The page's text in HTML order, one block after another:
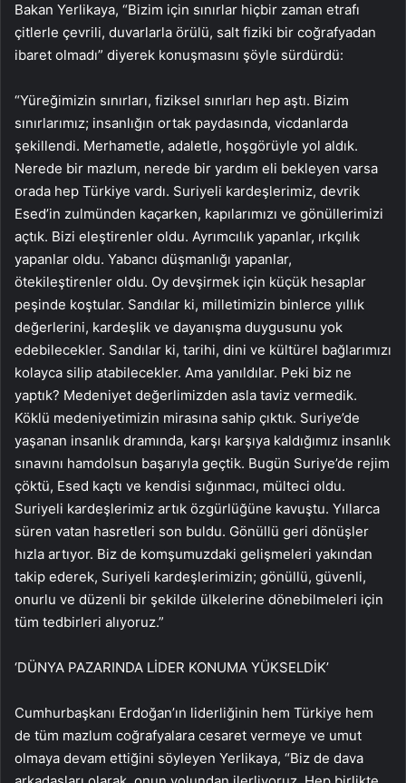
Bakan Yerlikaya, “Bizim için sınırlar hiçbir zaman etrafı
çitlerle çevrili, duvarlarla örülü, salt fiziki bir coğrafyadan
ibaret olmadı” diyerek konuşmasını şöyle sürdürdü:
“Yüreğimizin sınırları, fiziksel sınırları hep aştı. Bizim
sınırlarımız; insanlığın ortak paydasında, vicdanlarda
şekillendi. Merhametle, adaletle, hoşgörüyle yol aldık.
Nerede bir mazlum, nerede bir yardım eli bekleyen varsa
orada hep Türkiye vardı. Suriyeli kardeşlerimiz, devrik
Esed’in zulmünden kaçarken, kapılarımızı ve gönüllerimizi
açtık. Bizi eleştirenler oldu. Ayrımcılık yapanlar, ırkçılık
yapanlar oldu. Yabancı düşmanlığı yapanlar,
ötekileştirenler oldu. Oy devşirmek için küçük hesaplar
peşinde koştular. Sandılar ki, milletimizin binlerce yıllık
değerlerini, kardeşlik ve dayanışma duygusunu yok
edebilecekler. Sandılar ki, tarihi, dini ve kültürel bağlarımızı
kolayca silip atabilecekler. Ama yanıldılar. Peki biz ne
yaptık? Medeniyet değerlimizden asla taviz vermedik.
Köklü medeniyetimizin mirasına sahip çıktık. Suriye’de
yaşanan insanlık dramında, karşı karşıya kaldığımız insanlık
sınavını hamdolsun başarıyla geçtik. Bugün Suriye’de rejim
çöktü, Esed kaçtı ve kendisi sığınmacı, mülteci oldu.
Suriyeli kardeşlerimiz artık özgürlüğüne kavuştu. Yıllarca
süren vatan hasretleri son buldu. Gönüllü geri dönüşler
hızla artıyor. Biz de komşumuzdaki gelişmeleri yakından
takip ederek, Suriyeli kardeşlerimizin; gönüllü, güvenli,
onurlu ve düzenli bir şekilde ülkelerine dönebilmeleri için
tüm tedbirleri alıyoruz.”
‘DÜNYA PAZARINDA LİDER KONUMA YÜKSELDİK’
Cumhurbaşkanı Erdoğan’ın liderliğinin hem Türkiye hem
de tüm mazlum coğrafyalara cesaret vermeye ve umut
olmaya devam ettiğini söyleyen Yerlikaya, “Biz de dava